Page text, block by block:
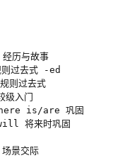
与故事
过去式 -ed
则过去式
入门
is/are 巩固
将来时巩固
景交际